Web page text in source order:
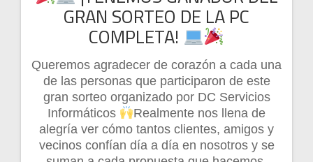
GRAN SORTEO DE LA PC
COMPLETA!
Queremos agradecer de corazón a cada una
de las personas que participaron de este
gran sorteo organizado por DC Servicios
Informáticos
Realmente nos llena de
alegría ver cómo tantos clientes, amigos y
vecinos confían día a día en nosotros y se